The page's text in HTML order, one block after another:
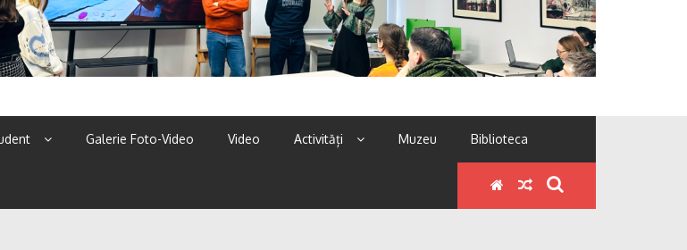
Galerie Foto-Video Video Activități Muzeu Biblioteca